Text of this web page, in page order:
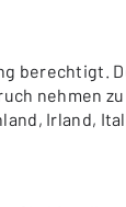
nehmen
Irland,